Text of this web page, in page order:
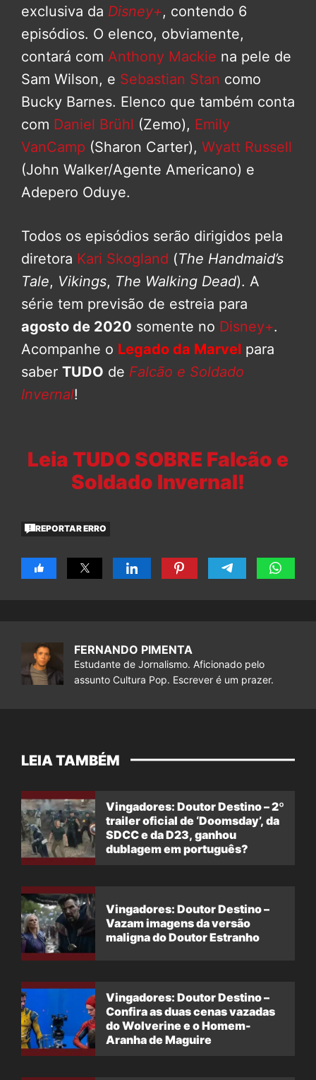
exclusiva da Disney+, contendo 6
episódios. O elenco, obviamente,
contará com Anthony Mackie na pele de
Sam Wilson, e Sebastian Stan como
Bucky Barnes. Elenco que também conta
com Daniel Brühl (Zemo), Emily
VanCamp (Sharon Carter), Wyatt Russell
(John Walker/Agente Americano) e
Adepero Oduye.
Todos os episódios serão dirigidos pela
diretora Kari Skogland (The Handmaid’s
Tale, Vikings, The Walking Dead). A
série tem previsão de estreia para
agosto de 2020 somente no Disney+.
Acompanhe o Legado da Marvel para
saber TUDO de Falcão e Soldado
Invernal!
Leia TUDO SOBRE Falcão e
Soldado Invernal!
REPORTAR ERRO
FERNANDO PIMENTA
Estudante de Jornalismo. Aficionado pelo
assunto Cultura Pop. Escrever é um prazer.
LEIA TAMBÉM
Vingadores: Doutor Destino – 2º
trailer oficial de ‘Doomsday’, da
SDCC e da D23, ganhou
dublagem em português?
Vingadores: Doutor Destino –
Vazam imagens da versão
maligna do Doutor Estranho
Vingadores: Doutor Destino –
Confira as duas cenas vazadas
do Wolverine e o Homem-
Aranha de Maguire